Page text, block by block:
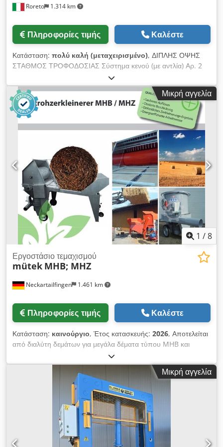
Roreto 1.314 km
Πληροφορίες τιμής Καλέστε
Κατάσταση: πολύ καλή (μεταχειρισμένο), ΔΙΠΛΗΣ ΟΨΗΣ
ΣΤΑΘΜΟΣ ΤΡΟΦΟΔΟΣΙΑΣ Σύστημα κενού (με αντλία) Αρ. 2
κάθετες στηρικτικές κολώνες της άνω δοκού στήριξης Αρ. 1
οριζόντια άνω δοκός στήριξης (πάνω στην οποία γλιστρά το
βαγονέτο) Αρ. 1 μηχανοκίνητο βαγονέτο με οριζόντιους
μεταλλικούς βραχίονες Cedsfi Tg Hjpfx Ablsha Εξωτερικός
κυλιόμενος διάδρομος (στο δάπεδο) για την εισαγωγή της
στοίβας πλακών στον σταθμό τροφοδοσίας Εξωτερικός
μηχανοκίνητος κυλιόμενος διάδρομος (παραλαβή πλακών από
τον σταθμό τροφοδοσίας) Διαχωρισμένος ηλεκτρικός πίνακας
ελέγχου Περιμετρικός προστατευτικός φράκτης με χαλιά
ασφαλείας Εργασιακή απόδοση (κύκλοι / λεπτό) περ. 16 Πάχος
πλακών (ελαχ./μεγ.) mm 10 / 50 (περίπου) Ελάχιστες
διαστάσεις πλακών mm 250 x 320 (περίπου) Μέγιστες
διαστάσεις πλακών mm 1300 x 3000 (περίπου) Συνολική
εγκατεστημένη ισχύς Kw 30
Μικρή αγγελία
1 /8
Neckartailfingen 1.461 km
Εργοστάσιο τεμαχισμού
mütek MHB; MHZ
Πληροφορίες τιμής Καλέστε
Κατάσταση: καινούργιο, Έτος κατασκευής: 2026, Αποτελείται
από διαλύτη δεμάτων για μεγάλα δέματα τύπου MHB και
τεμαχιστή άχυρου τύπου MHZ 1) Διαλύτης δεμάτων MHB:
Ειδική τιμή από 24.975 € καθαρά (χρόνος κατασκευής περίπου
15 εβδομάδες) Κατάλληλο για στρογγυλά ή τετράγωνα δέματα.
Συμπεριλαμβανομένου μετατροπέα συχνότητας (FU) – ρυθμίζει
την ταχύτητα της μεταφορικής ταινίας με καδένες. Τα δέματα
τοποθετούνται στη μεταφορική ταινία με καδένες και
ενεργοποιείται η προώθηση του φρέζερ. Τα δόντια του φρέζερ
διαλύουν το άχυρο από το δέμα και το πετούν στη χοάνη.
Ιδανικά προτείνεται ο συνδυασμός διαλύτη δεμάτων και
Μικρή αγγελία